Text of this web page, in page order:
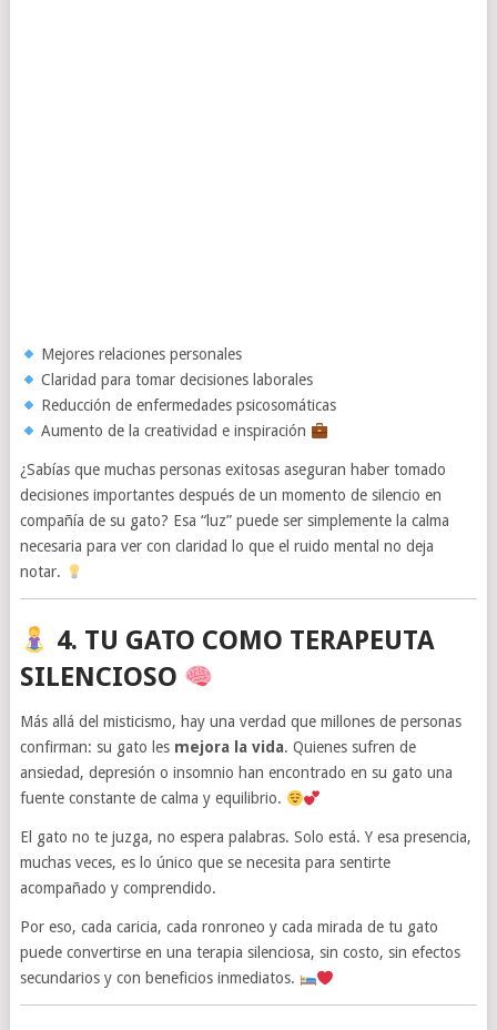
Mejores relaciones personales
Claridad para tomar decisiones laborales
Reducción de enfermedades psicosomáticas
Aumento de la creatividad e inspiración
¿Sabías que muchas personas exitosas aseguran haber tomado
decisiones importantes después de un momento de silencio en
compañía de su gato? Esa “luz” puede ser simplemente la calma
necesaria para ver con claridad lo que el ruido mental no deja
notar.
4. TU GATO COMO TERAPEUTA
SILENCIOSO
Más allá del misticismo, hay una verdad que millones de personas
confirman: su gato les mejora la vida. Quienes sufren de
ansiedad, depresión o insomnio han encontrado en su gato una
fuente constante de calma y equilibrio.
El gato no te juzga, no espera palabras. Solo está. Y esa presencia,
muchas veces, es lo único que se necesita para sentirte
acompañado y comprendido.
Por eso, cada caricia, cada ronroneo y cada mirada de tu gato
puede convertirse en una terapia silenciosa, sin costo, sin efectos
secundarios y con beneficios inmediatos.